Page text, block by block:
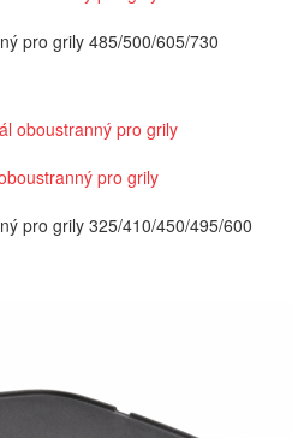
pro grily 485/500/605/730
pro grily
pro grily 325/410/450/495/600